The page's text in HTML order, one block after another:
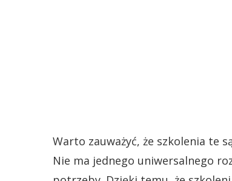
Warto zauważyć, że szkolenia te
Nie ma jednego uniwersalnego